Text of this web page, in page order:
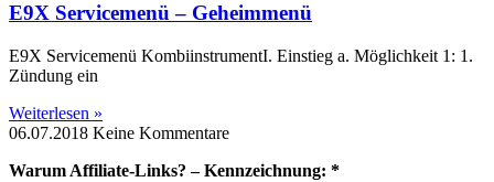
E9X Servicemenü – Geheimmenü
E9X Servicemenü KombiinstrumentI. Einstieg a. Möglichkeit 1: 1.
Zündung ein
Weiterlesen »
06.07.2018 Keine Kommentare
Warum Affiliate-Links? – Kennzeichnung: *